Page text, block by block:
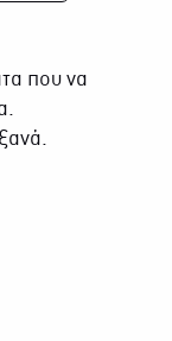
που να